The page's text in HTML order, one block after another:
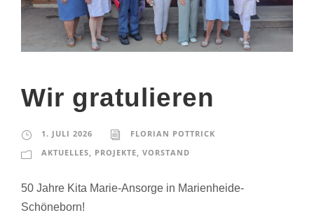
Wir gratulieren
1. JULI 2026
FLORIAN POTTRICK
AKTUELLES, PROJEKTE, VORSTAND
50 Jahre Kita Marie-Ansorge in Marienheide-
Schöneborn!